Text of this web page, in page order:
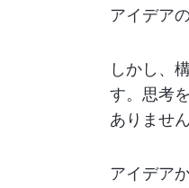
アイデア
しかし、
す。思考
ありませ
アイデア